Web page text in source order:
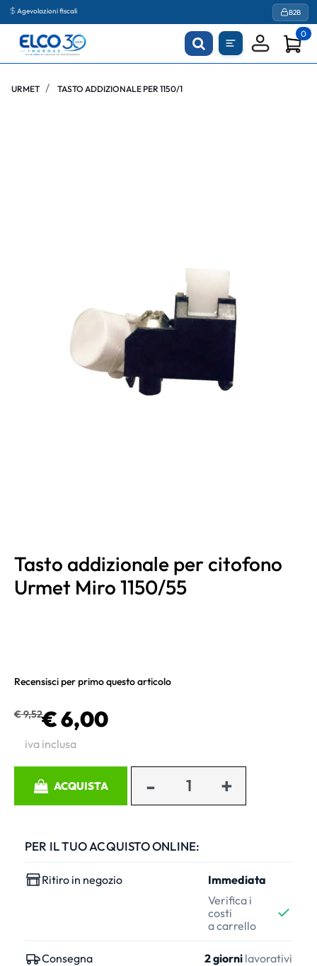
Agevolazioni fiscali B2B
0
URMET TASTO ADDIZIONALE PER 1150/1
Tasto addizionale per citofono
Urmet Miro 1150/55
Recensisci per primo questo articolo
€ 9,52€ 6,00
iva inclusa
ACQUISTA
PER IL TUO ACQUISTO ONLINE:
Ritiro in negozio
Immediata
Verifica i
costi
a carrello
Consegna 2 giorni lavorativi